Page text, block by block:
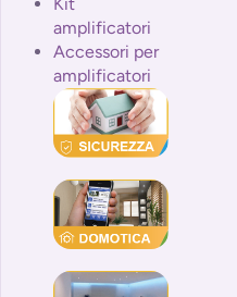
Kit
amplificatori
Accessori per
amplificatori